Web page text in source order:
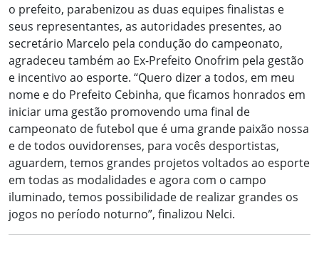
o prefeito, parabenizou as duas equipes finalistas e
seus representantes, as autoridades presentes, ao
secretário Marcelo pela condução do campeonato,
agradeceu também ao Ex-Prefeito Onofrim pela gestão
e incentivo ao esporte. “Quero dizer a todos, em meu
nome e do Prefeito Cebinha, que ficamos honrados em
iniciar uma gestão promovendo uma final de
campeonato de futebol que é uma grande paixão nossa
e de todos ouvidorenses, para vocês desportistas,
aguardem, temos grandes projetos voltados ao esporte
em todas as modalidades e agora com o campo
iluminado, temos possibilidade de realizar grandes os
jogos no período noturno”, finalizou Nelci.